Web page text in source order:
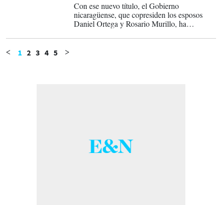
Con ese nuevo título, el Gobierno
nicaragüense, que copresiden los esposos
Daniel Ortega y Rosario Murillo, ha
mineras en 73 lotes a 17 empresas chinas que
< 1 2 3 4 5 >